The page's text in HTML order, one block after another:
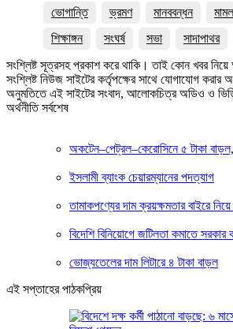
ভোগান্তি
ভ্রমণ মানববন্ধন
শিক্ষাঙ্গন
সংঘর্ষ সভা সাদাপাথর
সংশ্লিষ্ট সূত্রসহ প্রকাশ করে থাকি। তাই কোন খবর
সংশ্লিষ্ট নিউজ সাইটের কর্তৃপক্ষের সাথে যোগাযোগ করার
অনুমতিতে এই সাইটের সংবাদ, আলোকচিত্র অডিও ও
অর্থনীতি সর্বশেষ
অকটেন–পেট্রল–কেরোসিনে ৫ টাকা
ইসলামী ব্যাংক চেয়ারম্যানের পদত্যাগ
তামাকপণ্যের দাম ক্রয়ক্ষমতার বাইরে
বিদেশি বিনিয়োগে জটিলতা কমাতে সরকার
ভোজ্যতেলের দাম লিটারে ৪ টাকা বাড়ল
এই সপ্তাহের পাঠকপ্রিয়